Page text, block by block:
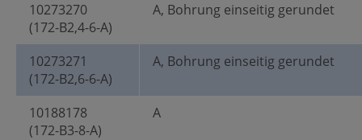
10273270
(172-B2,4-6-A)
A, Bohrung einseitig gerundet
10273271
(172-B2,6-6-A)
A, Bohrung einseitig gerundet
10188178
(172-B3-8-A)
A